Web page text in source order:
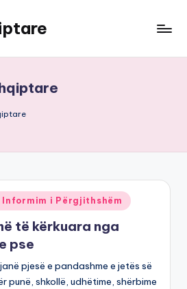
Informim i Përgjithshëm
të kërkuara nga
pse
pjesë e pandashme e jetës së
punë, shkollë, udhëtime, shërbime